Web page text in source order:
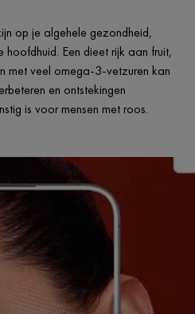
op je algehele gezondheid,
Een dieet rijk aan fruit,
met veel omega-3-vetzuren kan
en ontstekingen
is voor mensen met roos.